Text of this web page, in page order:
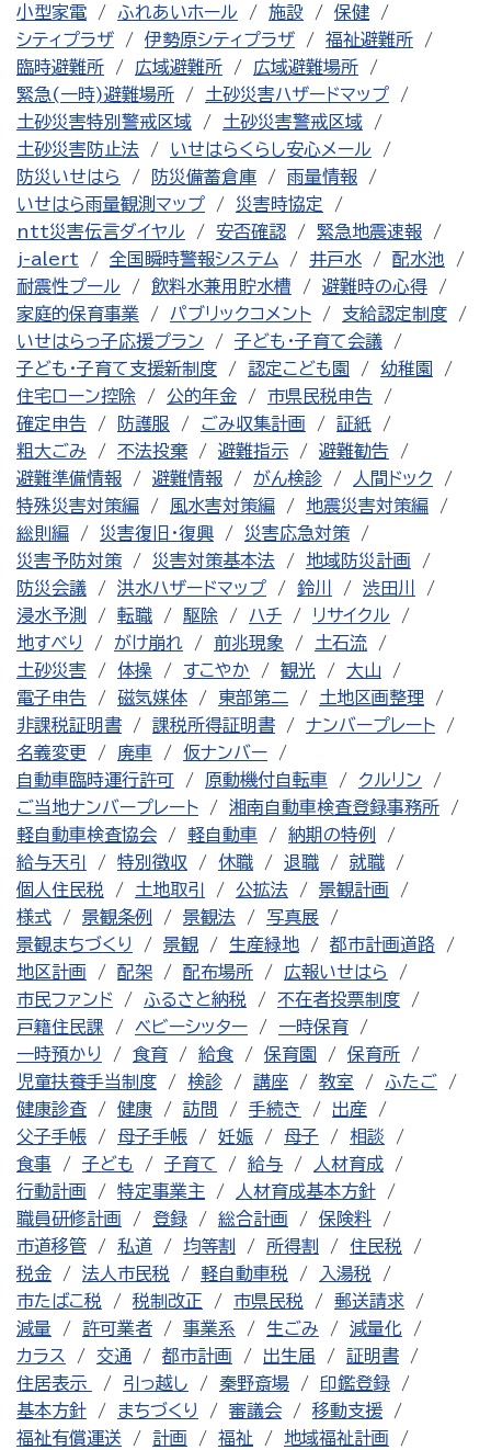
小型家電 ふれあいホール 施設
保健
シティプラザ
伊勢原シティプラザ
福祉避難所
臨時避難所
広域避難所
広域避難場所
緊急(一時)避難場所
土砂災害ハザードマップ
土砂災害特別警戒区域
土砂災害警戒区域
土砂災害防止法
いせはらくらし安心メール
防災いせはら
防災備蓄倉庫
雨量情報
いせはら雨量観測マップ
災害時協定
ntt災害伝言ダイヤル
安否確認
緊急地震速報
j-alert
全国瞬時警報システム 井戸水
配水池
耐震性プール
飲料水兼用貯水槽
避難時の心得
家庭的保育事業
パブリックコメント
支給認定制度
いせはらっ子応援プラン
子ども・子育て会議
子ども・子育て支援新制度
認定こども園
幼稚園
住宅ローン控除
公的年金
市県民税申告
確定申告
防護服 ごみ収集計画
証紙
粗大ごみ
不法投棄 避難指示
避難勧告
避難準備情報
避難情報 がん検診
人間ドック
特殊災害対策編
風水害対策編
地震災害対策編
総則編
災害復旧・復興
災害応急対策
災害予防対策
災害対策基本法
地域防災計画
防災会議
洪水ハザードマップ 鈴川
渋田川
浸水予測
転職 駆除 ハチ
リサイクル
地すべり
がけ崩れ 前兆現象
土石流
土砂災害
体操 すこやか 観光
大山
電子申告
磁気媒体 東部第二
土地区画整理
非課税証明書
課税所得証明書
ナンバープレート
名義変更
廃車
仮ナンバー
自動車臨時運行許可
原動機付自転車
クルリン
ご当地ナンバープレート
湘南自動車検査登録事務所
軽自動車検査協会
軽自動車
納期の特例
給与天引
特別徴収 休職 退職
就職
個人住民税
土地取引 公拡法
景観計画
様式
景観条例 景観法
写真展
景観まちづくり
景観 生産緑地
都市計画道路
地区計画
配架 配布場所
広報いせはら
市民ファンド
ふるさと納税
不在者投票制度
戸籍住民課
ベビーシッター
一時保育
一時預かり
食育 給食 保育園
保育所
児童扶養手当制度
検診 講座 教室
ふたご
健康診査
健康 訪問 手続き
出産
父子手帳
母子手帳 妊娠 母子
相談
食事
子ども 子育て 給与
人材育成
行動計画
特定事業主
人材育成基本方針
職員研修計画
登録 総合計画
保険料
市道移管
私道 均等割 所得割
住民税
税金
法人市民税 軽自動車税
入湯税
市たばこ税
税制改正 市県民税
郵送請求
減量
許可業者 事業系 生ごみ
減量化
カラス
交通 都市計画 出生届
証明書
住居表示
引っ越し 秦野斎場
印鑑登録
基本方針
まちづくり 審議会
移動支援
福祉有償運送
計画 福祉
地域福祉計画